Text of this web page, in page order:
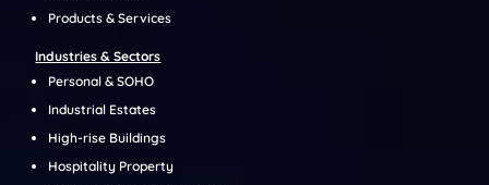
Products & Services
Industries & Sectors
Personal & SOHO
Industrial Estates
High-rise Buildings
Hospitality Property